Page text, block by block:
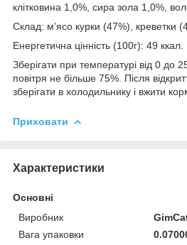
клітковина 1,0%, сира зола 1,0%,
Склад: м’ясо курки (47%), креветки
Енергетична цінність (100г): 49 ккал.
Зберігати при температурі від 0 до
повітря не більше 75%. Після
зберігати в холодильнику і вжити
Приховати
Характеристики
Основні
Виробник
Вага упаковки